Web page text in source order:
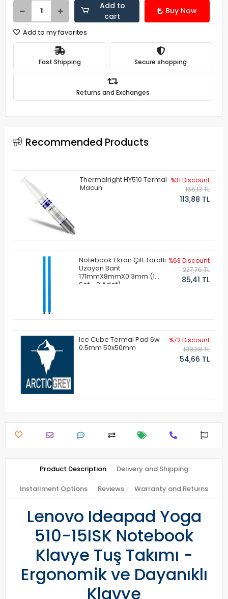
Add to
cart
Buy Now
Add to my favorites
Fast Shipping Secure shopping
Returns and Exchanges
Recommended Products
Thermalright HY510 Termal
Macun
%31 Discount
165,13 TL
113,88 TL
Notebook Ekran Çift Taraflı
Uzayan Bant
171mmX8mmX0.3mm (1
Set - 2 Adet)
%63 Discount
227,76 TL
85,41 TL
Ice Cube Termal Pad 6w
0.5mm 50x50mm
%72 Discount
198,38 TL
54,66 TL
Product Description Delivery and Shipping
Installment Options Reviews Warranty and Returns
Lenovo Ideapad Yoga
510-15ISK Notebook
Klavye Tuş Takımı -
Ergonomik ve Dayanıklı
Klavye